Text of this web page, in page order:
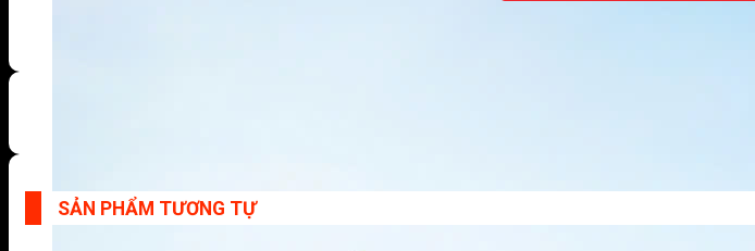
SẢN PHẨM TƯƠNG TỰ